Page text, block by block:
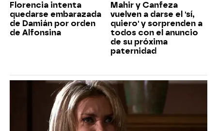
Florencia intenta
quedarse embarazada
de Damián por orden
de Alfonsina
Mahir y Canfeza
vuelven a darse el 'sí,
quiero' y sorprenden a
todos con el anuncio
de su próxima
paternidad